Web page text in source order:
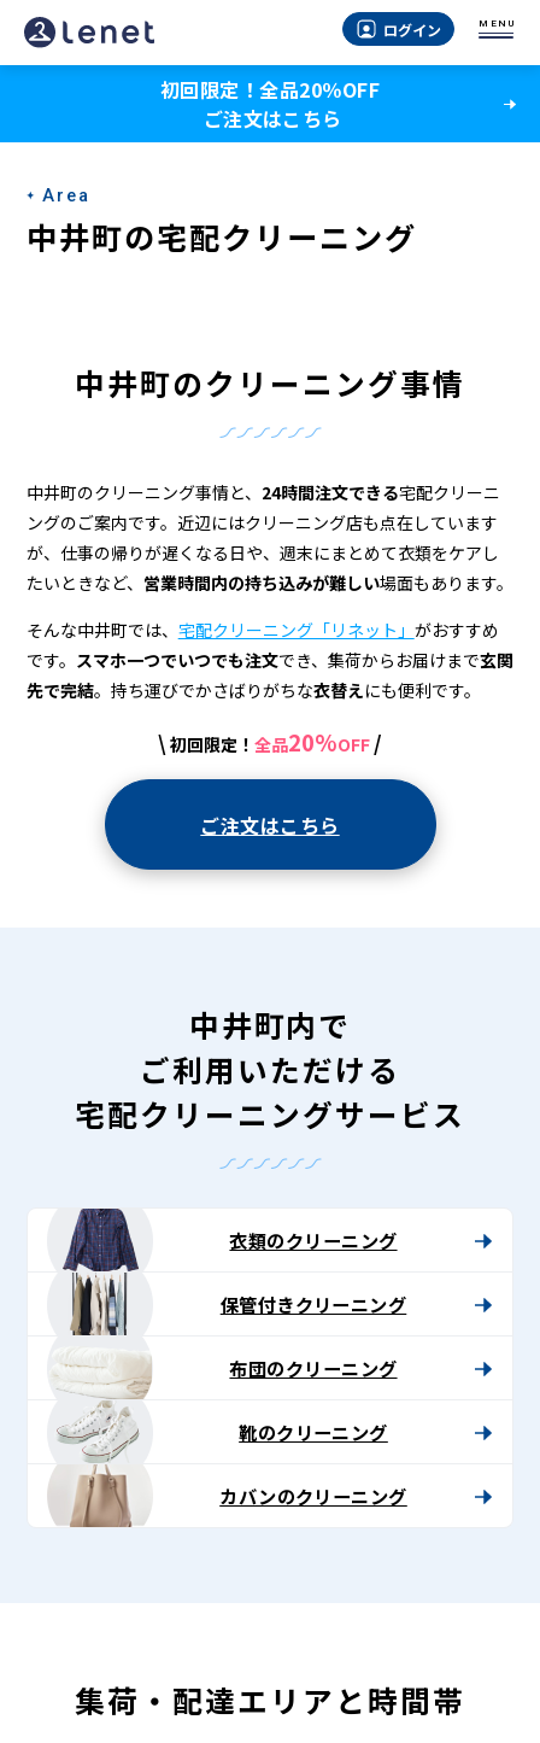
中
井
の
ク
リ
＆
宅
配
ク
リ
ー
ログイン MENU
初回限定！全品20％OFF
ご注文はこちら
Area
中井町の宅配クリーニング
中井町のクリーニング事情
中井町のクリーニング事情と、 24時間注文できる宅配クリーニ
ングのご案内です。近辺にはクリーニング店も点在しています
が、仕事の帰りが遅くなる日や、週末にまとめて衣類をケアし
たいときなど、 営業時間内の持ち込みが難しい場面もあります。
そんな中井町では、 宅配クリーニング「リネット」 がおすすめ
です。 スマホ一つでいつでも注文でき、集荷からお届けまで玄関
先で完結。持ち運びでかさばりがちな衣替えにも便利です。
\ 初回限定！ 全品20%OFF /
ご注文はこちら
中井町内で
ご利用いただける
宅配クリーニングサービス
衣類のクリーニング
保管付きクリーニング
布団のクリーニング
靴のクリーニング
カバンのクリーニング
集荷・配達エリアと時間帯